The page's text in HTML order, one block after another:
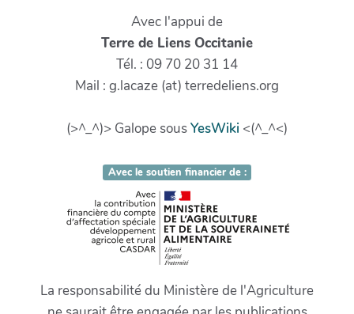
Avec l'appui de
Terre de Liens Occitanie
Tél. : 09 70 20 31 14
Mail : g.lacaze (at) terredeliens.org
(>^_^)> Galope sousYesWiki <(^_^<)
Avec le soutien financier de :
La responsabilité du Ministère de l'Agriculture